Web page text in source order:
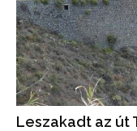
Leszakadt az út